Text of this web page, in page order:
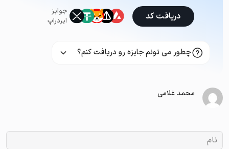
جوایز
ایردراپ
دریافت کد
چطور می تونم جایزه رو دریافت کنم؟
محمد غلامی